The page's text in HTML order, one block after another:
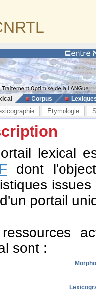
Corpus
Etymologie
lexical
dont
portail
sont :